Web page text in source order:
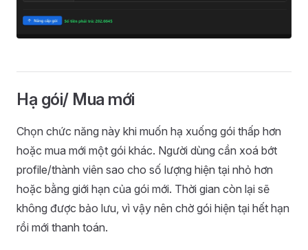
Hạ gói/ Mua mới
Chọn chức năng này khi muốn hạ xuống gói thấp hơn
hoặc mua mới một gói khác. Người dùng cần xoá bớt
profile/thành viên sao cho số lượng hiện tại nhỏ hơn
hoặc bằng giới hạn của gói mới. Thời gian còn lại sẽ
không được bảo lưu, vì vậy nên chờ gói hiện tại hết hạn
rồi mới thanh toán.